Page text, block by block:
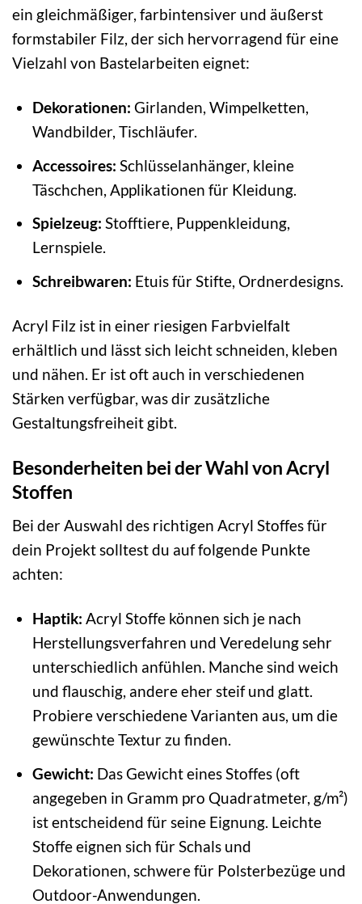
ein gleichmäßiger, farbintensiver und äußerst
formstabiler Filz, der sich hervorragend für eine
Vielzahl von Bastelarbeiten eignet:
Dekorationen: Girlanden, Wimpelketten,
Wandbilder, Tischläufer.
Accessoires: Schlüsselanhänger, kleine
Täschchen, Applikationen für Kleidung.
Spielzeug: Stofftiere, Puppenkleidung,
Lernspiele.
Schreibwaren: Etuis für Stifte, Ordnerdesigns.
Acryl Filz ist in einer riesigen Farbvielfalt
erhältlich und lässt sich leicht schneiden, kleben
und nähen. Er ist oft auch in verschiedenen
Stärken verfügbar, was dir zusätzliche
Gestaltungsfreiheit gibt.
Besonderheiten bei der Wahl von Acryl
Stoffen
Bei der Auswahl des richtigen Acryl Stoffes für
dein Projekt solltest du auf folgende Punkte
achten:
Haptik: Acryl Stoffe können sich je nach
Herstellungsverfahren und Veredelung sehr
unterschiedlich anfühlen. Manche sind weich
und flauschig, andere eher steif und glatt.
Probiere verschiedene Varianten aus, um die
gewünschte Textur zu finden.
Gewicht: Das Gewicht eines Stoffes (oft
angegeben in Gramm pro Quadratmeter, g/m²)
ist entscheidend für seine Eignung. Leichte
Stoffe eignen sich für Schals und
Dekorationen, schwere für Polsterbezüge und
Outdoor-Anwendungen.